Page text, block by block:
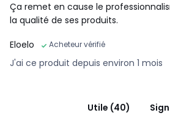
Ça remet en cause le
la qualité de ses produits.
Eloelo
Acheteur vérifié
J'ai ce produit depuis environ 1 mois
Utile (40)